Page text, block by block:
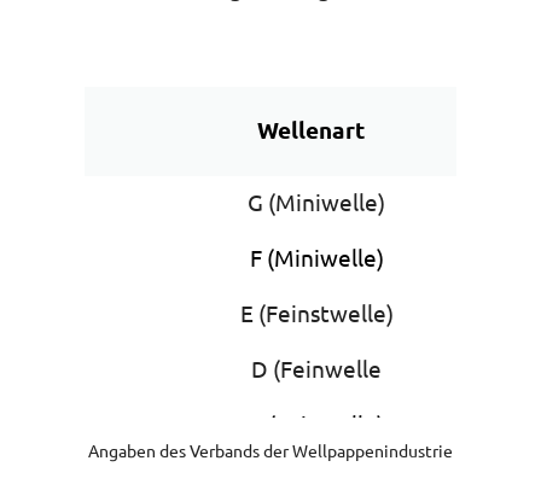
Wellenart
G (Miniwelle)
F (Miniwelle)
E (Feinstwelle)
D (Feinwelle
B (Feinwelle)
Angaben des Verbands der Wellpappenindustrie